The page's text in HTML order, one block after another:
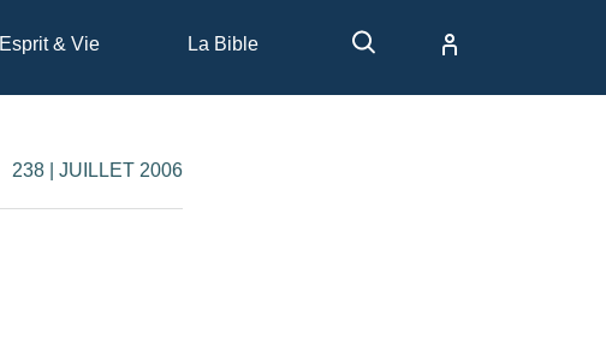
Esprit & Vie La Bible
238 | JUILLET 2006